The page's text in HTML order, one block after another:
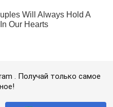
. Получай только самое